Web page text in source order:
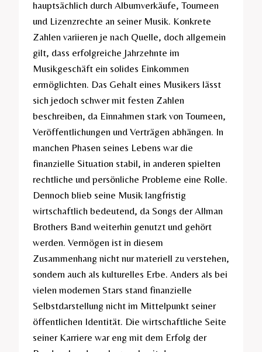
hauptsächlich durch Albumverkäufe, Tourneen
und Lizenzrechte an seiner Musik. Konkrete
Zahlen variieren je nach Quelle, doch allgemein
gilt, dass erfolgreiche Jahrzehnte im
Musikgeschäft ein solides Einkommen
ermöglichten. Das Gehalt eines Musikers lässt
sich jedoch schwer mit festen Zahlen
beschreiben, da Einnahmen stark von Tourneen,
Veröffentlichungen und Verträgen abhängen. In
manchen Phasen seines Lebens war die
finanzielle Situation stabil, in anderen spielten
rechtliche und persönliche Probleme eine Rolle.
Dennoch blieb seine Musik langfristig
wirtschaftlich bedeutend, da Songs der Allman
Brothers Band weiterhin genutzt und gehört
werden. Vermögen ist in diesem
Zusammenhang nicht nur materiell zu verstehen,
sondern auch als kulturelles Erbe. Anders als bei
vielen modernen Stars stand finanzielle
Selbstdarstellung nicht im Mittelpunkt seiner
öffentlichen Identität. Die wirtschaftliche Seite
seiner Karriere war eng mit dem Erfolg der